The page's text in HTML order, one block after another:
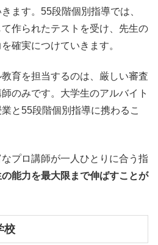
ます。55段階個別指導では、
作られたテストを受け、先生の
確実につけていきます。
育を担当するのは、厳しい審査
のみです。大学生のアルバイト
と55段階個別指導に携わるこ
プロ講師が一人ひとりに合う指
の能力を最大限まで伸ばすことが
校